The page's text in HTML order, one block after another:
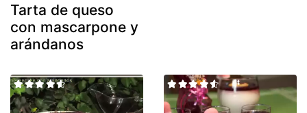
Tarta de queso
con mascarpone y
arándanos